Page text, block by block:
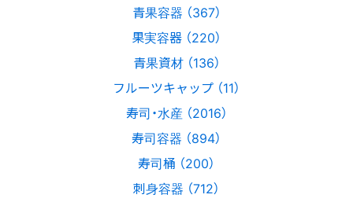
青果容器 （367）
果実容器 （220）
青果資材 （136）
フルーツキャップ （11）
寿司・水産 （2016）
寿司容器 （894）
寿司桶 （200）
刺身容器 （712）